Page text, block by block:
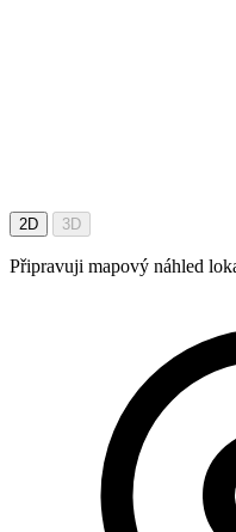
2D 3D
Připravuji mapový náhled